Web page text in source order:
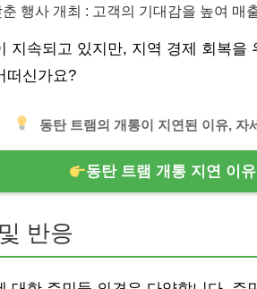
행사 개최 : 고객의 기대감을 높여 매
지속되고 있지만, 지역 경제 회복을
떠신가요?
동탄 트램의 개통이 지연된 이유, 자
동탄 트램 개통 지연 이유
반응